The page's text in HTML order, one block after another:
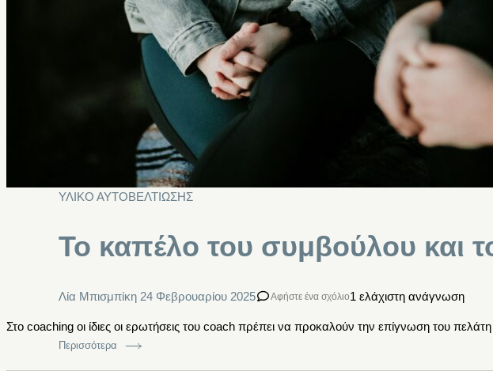
ΥΛΙΚΟ ΑΥΤΟΒΕΛΤΙΩΣΗΣ
Το καπέλο του συμβούλου και
Λία Μπισμπίκη 24 Φεβρουαρίου 2025 Αφήστε ένα σχόλιο1 ελάχιστη ανάγνωση
Στο coaching οι ίδιες οι ερωτήσεις του coach πρέπει να προκαλούν την επίγνωση του
Περισσότερα